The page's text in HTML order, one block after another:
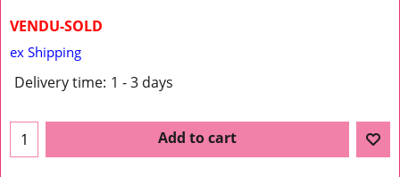
VENDU-SOLD
ex Shipping
Delivery time: 1 - 3 days
Add to cart